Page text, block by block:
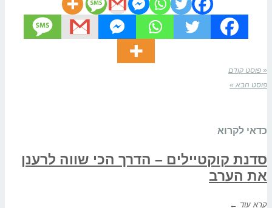
« פוסט קודם
פוסט הבא »
כדאי לקרוא
סדנת קוקטיילים – הדרך הכי שווה לרענן
את הערב
קרא עוד ←